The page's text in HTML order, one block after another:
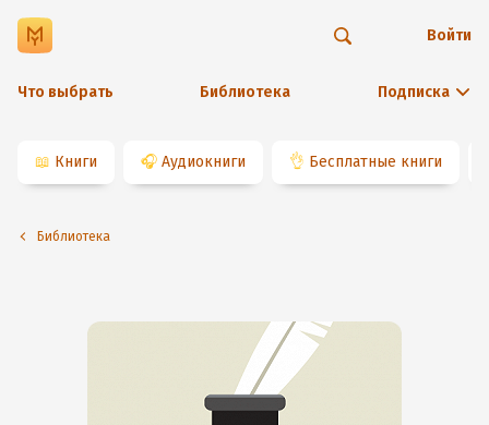
Что выбрать Библиотека Подписка
Войти
📖 Книги 🎧 Аудиокниги 👌 Бесплатные книги
Библиотека